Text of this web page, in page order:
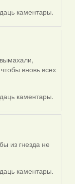
каментары.
вновь всех
каментары.
из гнезда не
каментары.